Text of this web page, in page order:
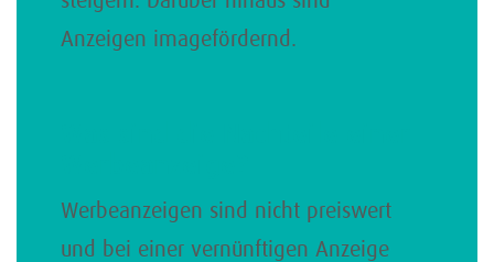
Anzeigen imagefördernd.
Werbeanzeigen sind nicht preiswert
und bei einer vernünftigen Anzeige